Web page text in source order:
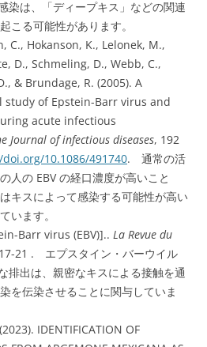
染は、「ディープキス」などの関連
こる可能性があります。
C., Hokanson, K., Lelonek, M.,
D., Schmeling, D., Webb, C.,
& Brundage, R. (2005). A
study of Epstein-Barr virus and
acute infectious
Journal of infectious diseases, 192
10.1086/491740. 通常の活
人の EBV の経口濃度が高いこと
キスによって感染する可能性が高い
います。
Barr virus (EBV)].. La Revue du
21 . エプスタイン・バーウイル
排出は、親密なキスによる接触を通
を伝染させることに関与していま
IDENTIFICATION OF